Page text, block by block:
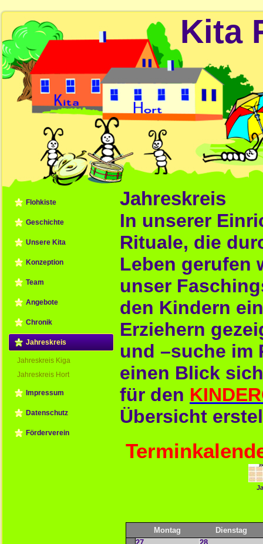
Kita
Flohkiste
Geschichte
Unsere Kita
Konzeption
Team
Angebote
Chronik
Jahreskreis
Jahreskreis Kiga
Jahreskreis Hort
Impressum
Datenschutz
Förderverein
Jahreskreis
In unserer
Rituale, die
Leben gerufen
unser
den Kindern
Erziehern
und –suche im
einen Blick
für den
Übersicht
Montag Dienstag